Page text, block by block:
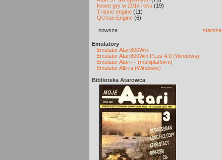
Nowe gry w 2014 roku (19)
Tritone engine (11)
QChan Engine (6)
nowsze starsze
Emulatory
Emulator Atari800Win
Emulator Atari800Win PLus 4.0 (Windows)
Emulator Atari++ (multiplatform)
Emulator Altirra (Windows)
Biblioteka Atarowca